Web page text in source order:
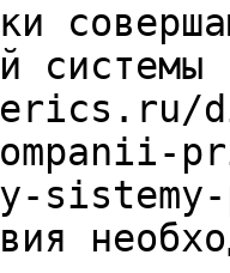
системы